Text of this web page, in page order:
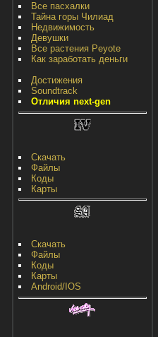
Все пасхалки
Тайна горы Чилиад
Недвижимость
Девушки
Все растения Peyote
Как заработать деньги
Достижения
Soundtrack
Отличия next-gen
Скачать
Файлы
Коды
Карты
Скачать
Файлы
Коды
Карты
Android/IOS